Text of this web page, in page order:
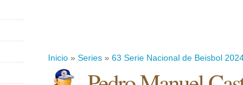
Inicio » Series » 63 Serie Nacional de Beisbol